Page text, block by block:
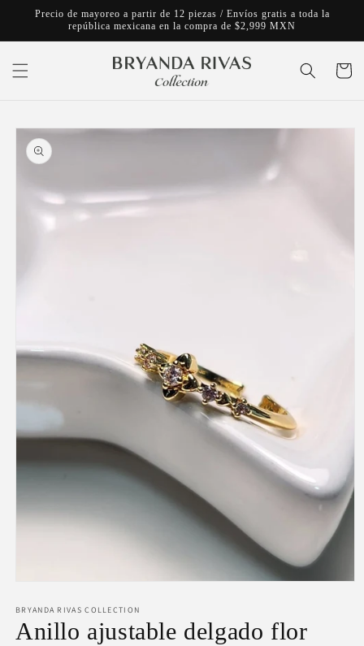
directamente
al contenido
Precio de mayoreo a partir de 12 piezas / Envíos gratis a toda la
república mexicana en la compra de $2,999 MXN
Carrito
directamente
a la
información
multimedia
en
BRYANDA RIVAS COLLECTION
Anillo ajustable delgado flor